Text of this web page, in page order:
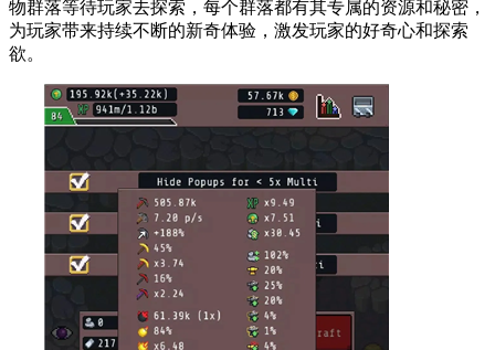
物群落等待玩家去探索，每个群落都有其专属的资源和秘密，
为玩家带来持续不断的新奇体验，激发玩家的好奇心和探索
欲。